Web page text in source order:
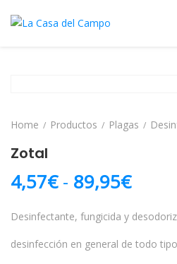
Home Productos Plagas
Zotal
4,57€ - 89,95€
Desinfectante, fungicida y
desinfección en general de todo